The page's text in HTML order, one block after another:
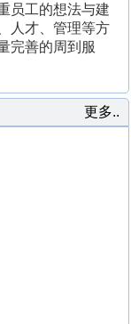
工的想法与建
人才、管理等方
完善的周到服
更多..